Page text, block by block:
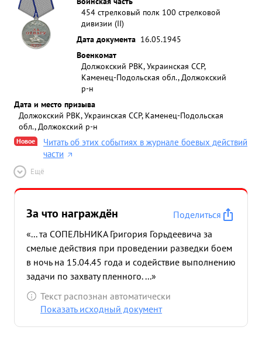
454 стрелковый полк 100 стрелковой
дивизии (II)
Дата документа 16.05.1945
Военкомат
Должокский РВК, Украинская ССР,
Каменец-Подольская обл., Должокский
р-н
Дата и место призыва
Должокский РВК, Украинская ССР, Каменец-Подольская
обл., Должокский р-н
Новое
Читать об этих событиях в журнале боевых действий
части
Ещё
За что награждён
Поделиться
«... та СОПЕЛЬНИКА Григория Горьдеевича за
смелые действия при проведении разведки боем
в ночь на 15.04.45 года и содействие выполнению
задачи по захвату пленного. ...»
Текст распознан автоматически
Показать исходный документ